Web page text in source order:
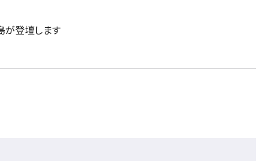
が登壇します